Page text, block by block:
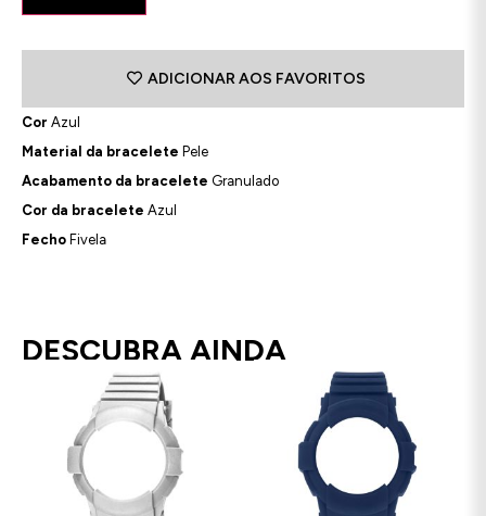
ADICIONAR AOS FAVORITOS
Cor Azul
Material da bracelete Pele
Acabamento da bracelete Granulado
Cor da bracelete Azul
Fecho Fivela
DESCUBRA AINDA